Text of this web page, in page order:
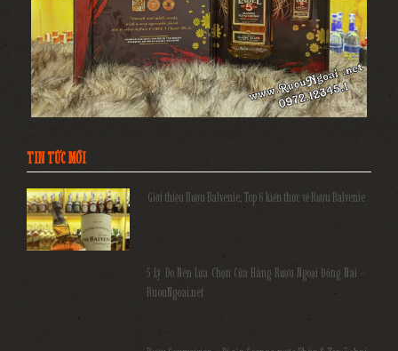
TIN TỨC MỚI
Giới thiệu Rượu Balvenie, Top 6 kiến thức về Rượu Balvenie
5 Lý Do Nên Lựa Chọn Cửa Hàng Rượu Ngoại Đồng Nai –
RuouNgoai.net